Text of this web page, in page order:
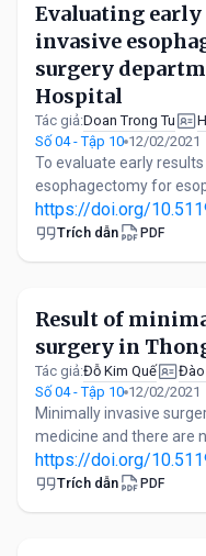
Evaluating
invasive
surgery
Hospital
Tác giả:Doan Trong Tu
Số 04 - Tập 10 12/02/2021
To evaluate early
esophagectomy for
https://doi.org/
Trích dẫn PDF
Result of
surgery in
Tác giả:Đỗ Kim Quế
Đào
Số 04 - Tập 10 12/02/2021
Minimally invasive
medicine and there are
https://doi.org/
Trích dẫn PDF